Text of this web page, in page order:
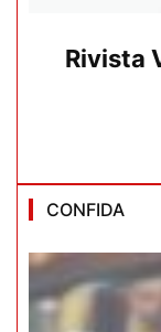
Rivista
CONFIDA